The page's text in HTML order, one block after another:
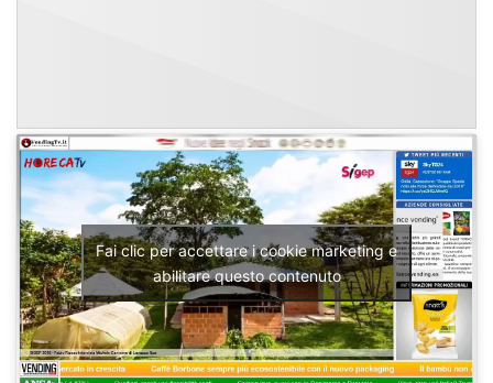
Fai clic per accettare i cookie marketing e
abilitare questo contenuto